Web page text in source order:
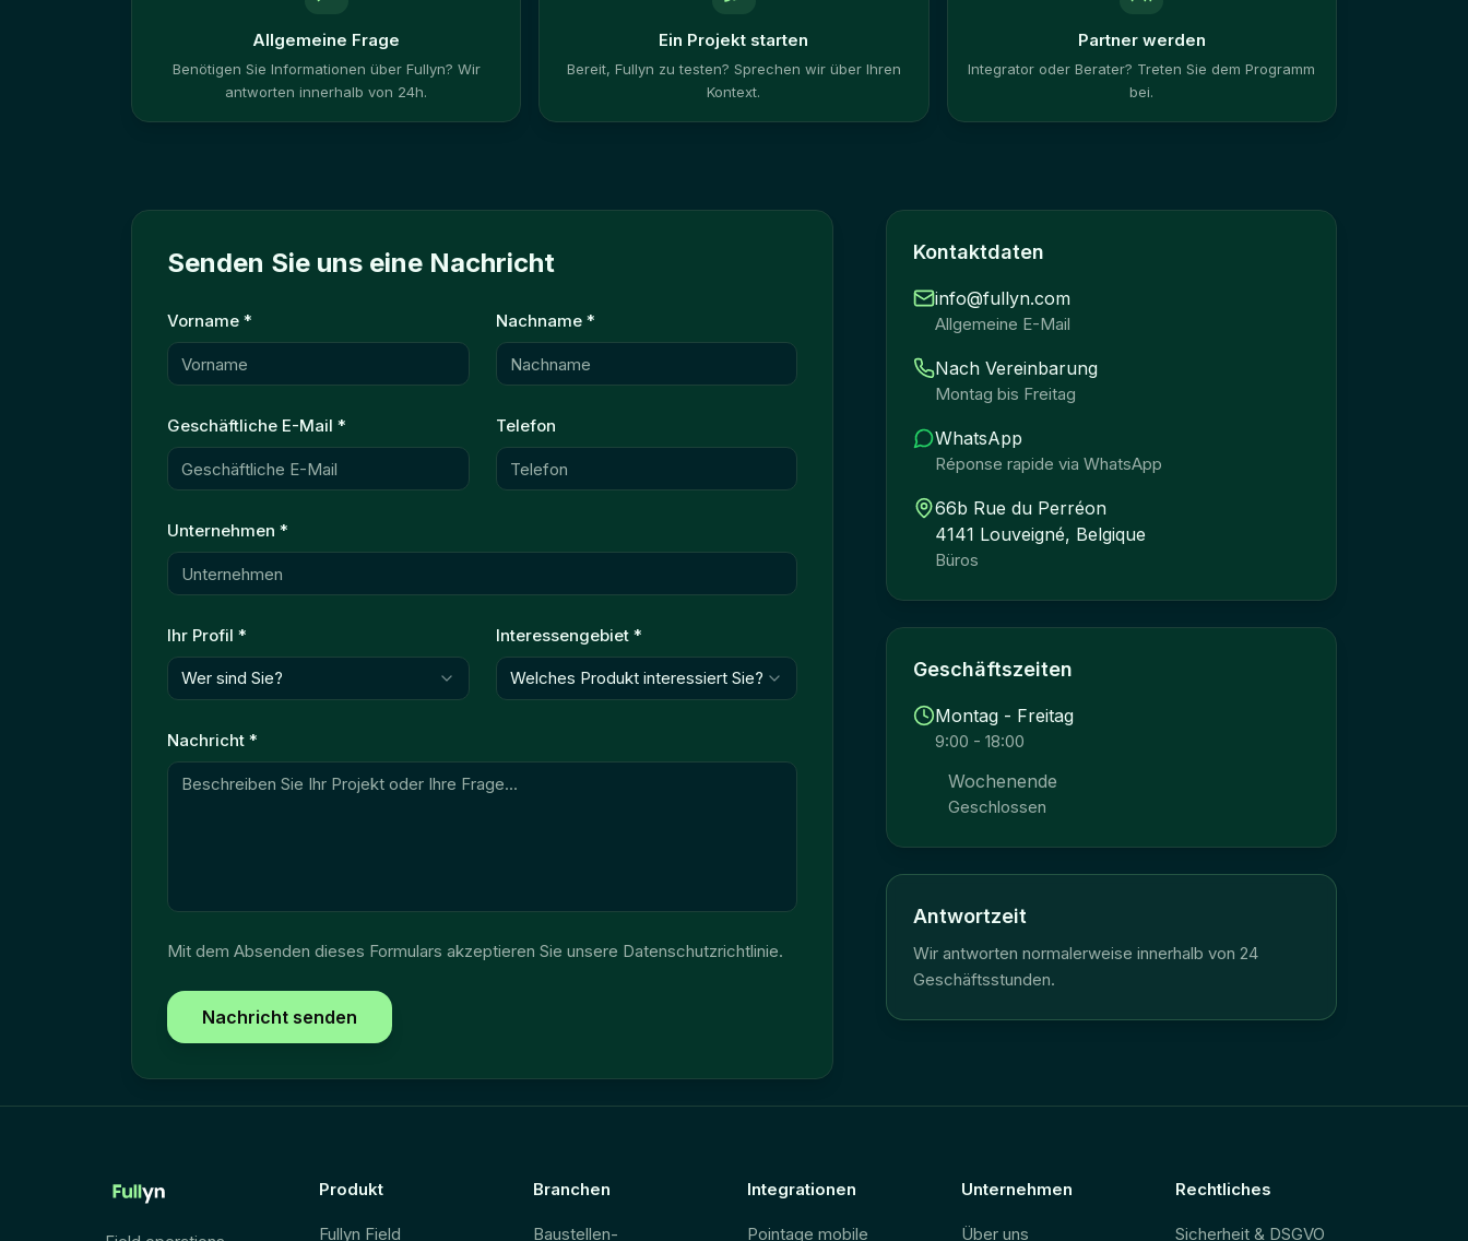
Allgemeine Frage
Benötigen Sie Informationen über Fullyn? Wir
antworten innerhalb von 24h.
Ein Projekt starten
Bereit, Fullyn zu testen? Sprechen wir über Ihren
Kontext.
Partner werden
Integrator oder Berater? Treten Sie dem Programm
bei.
Senden Sie uns eine Nachricht
Vorname * Nachname*
Geschäftliche E-Mail * Telefon
Unternehmen *
Ihr Profil *
Wer sind Sie?
Interessengebiet*
Welches Produkt interessiert Sie?
Nachricht *
Mit dem Absenden dieses Formulars akzeptieren Sie unsere Datenschutzrichtlinie.
Nachricht senden
Kontaktdaten
info@fullyn.com
Allgemeine E-Mail
Nach Vereinbarung
Montag bis Freitag
WhatsApp
Réponse rapide via WhatsApp
66b Rue du Perréon
4141 Louveigné, Belgique
Büros
Geschäftszeiten
Montag - Freitag
9:00 - 18:00
Wochenende
Geschlossen
Antwortzeit
Wir antworten normalerweise innerhalb von 24
Geschäftsstunden.
Produkt
Fullyn Field
Branchen
Baustellen-
Integrationen
Pointage mobile
Unternehmen
Über uns
Rechtliches
Sicherheit & DSGVO